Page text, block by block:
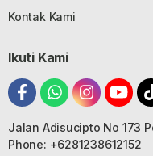
Kontak Kami
Ikuti Kami
Jalan Adisucipto No 173
Phone: +6281238612152